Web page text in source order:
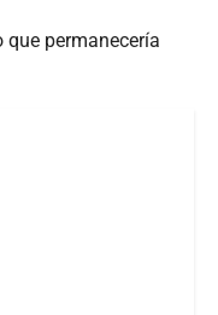
que permanecería